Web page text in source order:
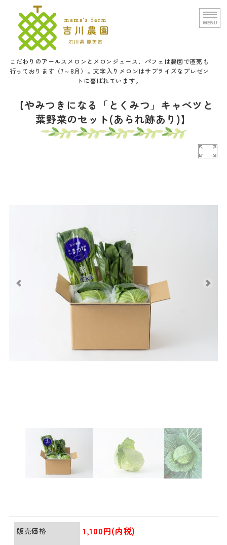
文字入りメロンと甘い野菜の
こだわりのアールスメロンとメロンジュース、パフェは農園で直売も
行っております（7～8月）。文字入りメロンはサプライズなプレゼン
トに喜ばれています。
ホーム
農園概要
【やみつきになる「とくみつ」キャベツと
葉野菜のセット(あられ跡あり)】
販売価格 1,100円(内税)